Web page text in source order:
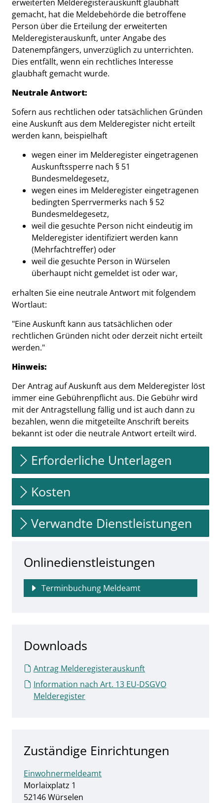
erweiterten Melderegisterauskunft glaubhaft
gemacht, hat die Meldebehörde die betroffene
Person über die Erteilung der erweiterten
Melderegisterauskunft, unter Angabe des
Datenempfängers, unverzüglich zu unterrichten.
Dies entfällt, wenn ein rechtliches Interesse
glaubhaft gemacht wurde.
Neutrale Antwort:
Sofern aus rechtlichen oder tatsächlichen Gründen
eine Auskunft aus dem Melderegister nicht erteilt
werden kann, beispielhaft
wegen einer im Melderegister eingetragenen
Auskunftssperre nach § 51
Bundesmeldegesetz,
wegen eines im Melderegister eingetragenen
bedingten Sperrvermerks nach § 52
Bundesmeldegesetz,
weil die gesuchte Person nicht eindeutig im
Melderegister identifiziert werden kann
(Mehrfachtreffer) oder
weil die gesuchte Person in Würselen
überhaupt nicht gemeldet ist oder war,
erhalten Sie eine neutrale Antwort mit folgendem
Wortlaut:
"Eine Auskunft kann aus tatsächlichen oder
rechtlichen Gründen nicht oder derzeit nicht erteilt
werden."
Hinweis:
Der Antrag auf Auskunft aus dem Melderegister löst
immer eine Gebührenpflicht aus. Die Gebühr wird
mit der Antragstellung fällig und ist auch dann zu
bezahlen, wenn die mitgeteilte Anschrift bereits
bekannt ist oder die neutrale Antwort erteilt wird.
Erforderliche Unterlagen
Kosten
Verwandte Dienstleistungen
Onlinedienstleistungen
Terminbuchung Meldeamt
Downloads
Antrag Melderegisterauskunft
Information nach Art. 13 EU-DSGVO
Melderegister
Zuständige Einrichtungen
Einwohnermeldeamt
Straße:
Morlaixplatz Hausnummer:
1
PLZ:
52146Ort:
Würselen